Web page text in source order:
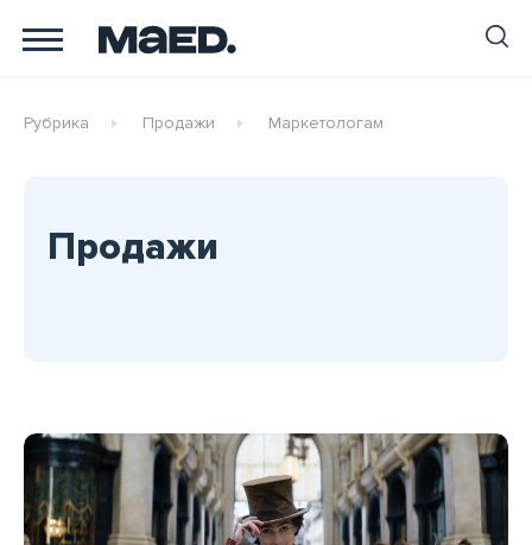
Рубрика Продажи Маркетологам
Продажи